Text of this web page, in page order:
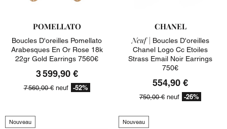
POMELLATO
Boucles D'oreilles Pomellato
Arabesques En Or Rose 18k
22gr Gold Earrings 7560€
3 599,90 €
7 560,00 €neuf -52%
CHANEL
Neuf | Boucles D'oreilles
Chanel Logo Cc Etoiles
Strass Email Noir Earrings
750€
554,90 €
750,00 € neuf -26%
Nouveau Nouveau